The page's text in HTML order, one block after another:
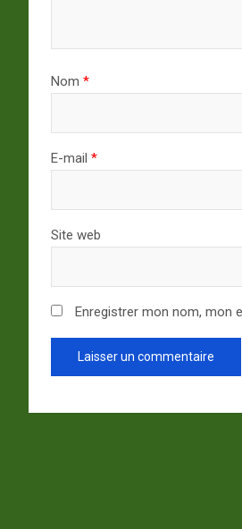
Nom *
E-mail *
Site web
Enregistrer mon nom, mon